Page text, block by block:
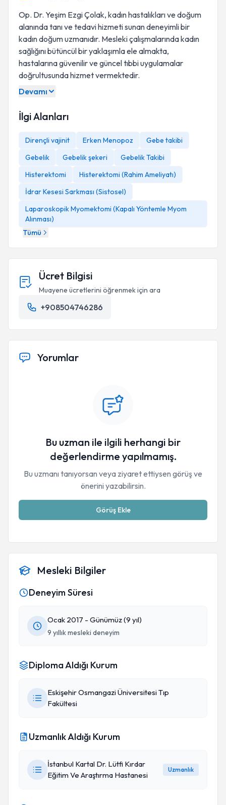
Op. Dr. Yeşim Ezgi Çolak, kadın hastalıkları ve doğum
alanında tanı ve tedavi hizmeti sunan deneyimli bir
kadın doğum uzmanıdır. Mesleki çalışmalarında kadın
sağlığını bütüncül bir yaklaşımla ele almakta,
hastalarına güvenilir ve güncel tıbbi uygulamalar
doğrultusunda hizmet vermektedir.
Devamı
İlgi Alanları
Dirençli vajinit Erken Menopoz
Gebe takibi
Gebelik
Gebelik şekeri
Gebelik Takibi
Histerektomi
Histerektomi (Rahim Ameliyatı)
İdrar Kesesi Sarkması (Sistosel)
Laparoskopik Myomektomi (Kapalı Yöntemle Myom
Alınması)
Tümü
Ücret Bilgisi
Muayene ücretlerini öğrenmek için ara
+908504746286
Yorumlar
Bu uzman ile ilgili herhangi bir
değerlendirme yapılmamış.
Bu uzmanı tanıyorsan veya ziyaret ettiysen görüş ve
önerini yazabilirsin.
Görüş Ekle
Mesleki Bilgiler
Deneyim Süresi
Ocak 2017 - Günümüz (9 yıl)
9 yıllık mesleki deneyim
Diploma Aldığı Kurum
Eskişehir Osmangazi Üniversitesi Tıp
Fakültesi
Uzmanlık Aldığı Kurum
İstanbul Kartal Dr. Lütfi Kırdar
Eğitim Ve Araştırma Hastanesi
Uzmanlık